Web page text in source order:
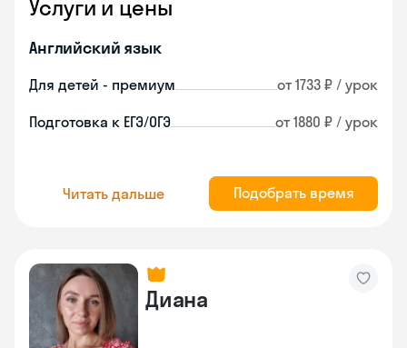
Услуги и цены
Английский язык
Для детей - премиум от 1733 ₽ / урок
Подготовка к ЕГЭ/ОГЭ от 1880 ₽ / урок
Читать дальше Подобрать время
Диана